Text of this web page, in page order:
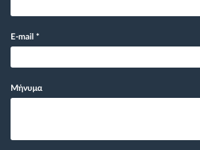
E-mail *
Μήνυμα